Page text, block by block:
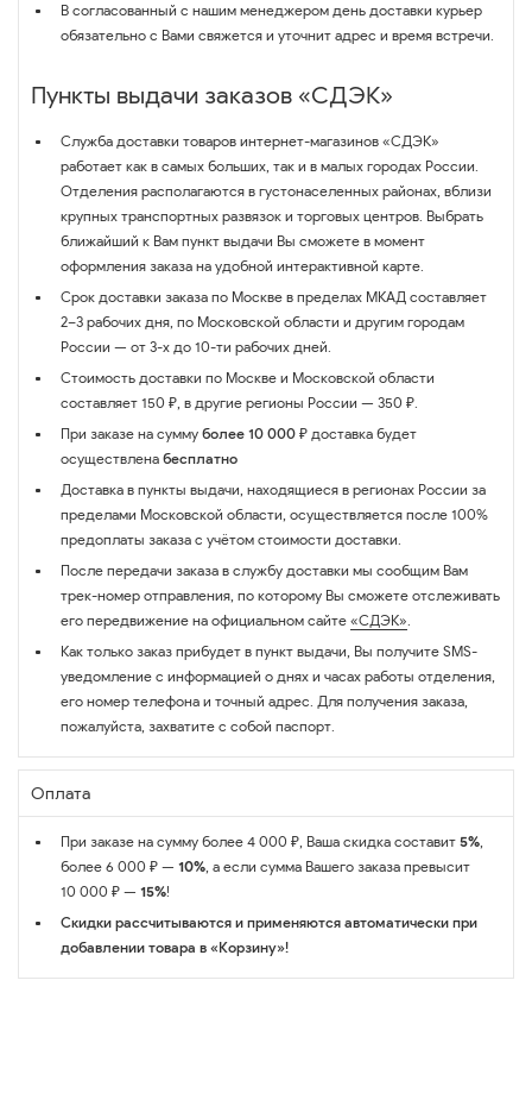
В согласованный с нашим менеджером день доставки курьер
обязательно с Вами свяжется и уточнит адрес и время встречи.
Пункты выдачи заказов «СДЭК»
Служба доставки товаров интернет-магазинов «СДЭК»
работает как в самых больших, так и в малых городах России.
Отделения располагаются в густонаселенных районах, вблизи
крупных транспортных развязок и торговых центров. Выбрать
ближайший к Вам пункт выдачи Вы сможете в момент
оформления заказа на удобной интерактивной карте.
Срок доставки заказа по Москве в пределах МКАД составляет
2–3 рабочих дня, по Московской области и другим городам
России — от 3-х до 10-ти рабочих дней.
Стоимость доставки по Москве и Московской области
составляет 150 ₽, в другие регионы России — 350 ₽.
При заказе на сумму более 10 000 ₽ доставка будет
осуществлена бесплатно
Доставка в пункты выдачи, находящиеся в регионах России за
пределами Московской области, осуществляется после 100%
предоплаты заказа с учётом стоимости доставки.
После передачи заказа в службу доставки мы сообщим Вам
трек-номер отправления, по которому Вы сможете отслеживать
его передвижение на официальном сайте «СДЭК».
Как только заказ прибудет в пункт выдачи, Вы получите SMS-
уведомление с информацией о днях и часах работы отделения,
его номер телефона и точный адрес. Для получения заказа,
пожалуйста, захватите с собой паспорт.
Оплата
При заказе на сумму более 4 000 ₽, Ваша скидка составит 5%,
более 6 000 ₽ — 10%, а если сумма Вашего заказа превысит
10 000 ₽ — 15%!
Скидки рассчитываются и применяются автоматически при
добавлении товара в «Корзину»!